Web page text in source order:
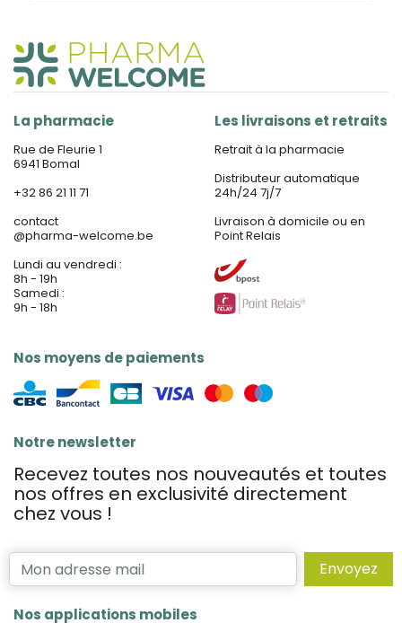
La pharmacie
Rue de Fleurie 1
6941 Bomal
+32 86 21 11 71
contact
@pharma-welcome.be
Lundi au vendredi :
8h - 19h
Samedi :
9h - 18h
Nos moyens de paiements
Les livraisons et retraits
Retrait à la pharmacie
Distributeur automatique
24h/24 7j/7
Livraison à domicile ou en
Point Relais
Notre newsletter
Recevez toutes nos nouveautés et toutes
nos offres en exclusivité directement
chez vous !
Envoyez
Nos applications mobiles